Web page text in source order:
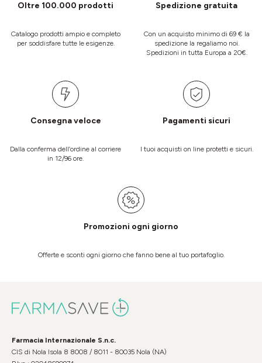
Oltre 100.000 prodotti
Catalogo prodotti ampio e completo
per soddisfare tutte le esigenze.
Spedizione gratuita
Con un acquisto minimo di 69 € la
spedizione la regaliamo noi.
Spedizioni in tutta Europa a 20€.
Consegna veloce
Dalla conferma dell’ordine al corriere
in 12/96 ore.
Pagamenti sicuri
I tuoi acquisti on line protetti e sicuri.
Promozioni ogni giorno
Offerte e sconti ogni giorno che fanno bene al tuo portafoglio.
Farmacia Internazionale S.n.c.
CIS di Nola Isola 8 8008 / 8011 - 80035 Nola (NA)